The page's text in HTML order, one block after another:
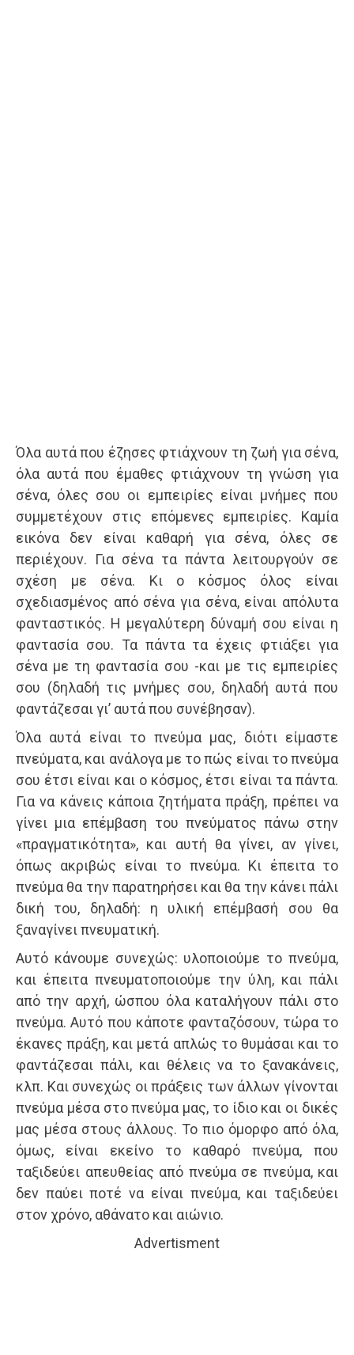
Όλα αυτά που έζησες φτιάχνουν τη ζωή για σένα,
όλα αυτά που έμαθες φτιάχνουν τη γνώση για
σένα, όλες σου οι εμπειρίες είναι μνήμες που
συμμετέχουν στις επόμενες εμπειρίες. Καμία
εικόνα δεν είναι καθαρή για σένα, όλες σε
περιέχουν. Για σένα τα πάντα λειτουργούν σε
σχέση με σένα. Κι ο κόσμος όλος είναι
σχεδιασμένος από σένα για σένα, είναι απόλυτα
φανταστικός. Η μεγαλύτερη δύναμή σου είναι η
φαντασία σου. Τα πάντα τα έχεις φτιάξει για
σένα με τη φαντασία σου -και με τις εμπειρίες
σου (δηλαδή τις μνήμες σου, δηλαδή αυτά που
φαντάζεσαι γι’ αυτά που συνέβησαν).
Όλα αυτά είναι το πνεύμα μας, διότι είμαστε
πνεύματα, και ανάλογα με το πώς είναι το πνεύμα
σου έτσι είναι και ο κόσμος, έτσι είναι τα πάντα.
Για να κάνεις κάποια ζητήματα πράξη, πρέπει να
γίνει μια επέμβαση του πνεύματος πάνω στην
«πραγματικότητα», και αυτή θα γίνει, αν γίνει,
όπως ακριβώς είναι το πνεύμα. Κι έπειτα το
πνεύμα θα την παρατηρήσει και θα την κάνει πάλι
δική του, δηλαδή: η υλική επέμβασή σου θα
ξαναγίνει πνευματική.
Αυτό κάνουμε συνεχώς: υλοποιούμε το πνεύμα,
και έπειτα πνευματοποιούμε την ύλη, και πάλι
από την αρχή, ώσπου όλα καταλήγουν πάλι στο
πνεύμα. Αυτό που κάποτε φανταζόσουν, τώρα το
έκανες πράξη, και μετά απλώς το θυμάσαι και το
φαντάζεσαι πάλι, και θέλεις να το ξανακάνεις,
κλπ. Και συνεχώς οι πράξεις των άλλων γίνονται
πνεύμα μέσα στο πνεύμα μας, το ίδιο και οι δικές
μας μέσα στους άλλους. Το πιο όμορφο από όλα,
όμως, είναι εκείνο το καθαρό πνεύμα, που
ταξιδεύει απευθείας από πνεύμα σε πνεύμα, και
δεν παύει ποτέ να είναι πνεύμα, και ταξιδεύει
στον χρόνο, αθάνατο και αιώνιο.
Advertisment